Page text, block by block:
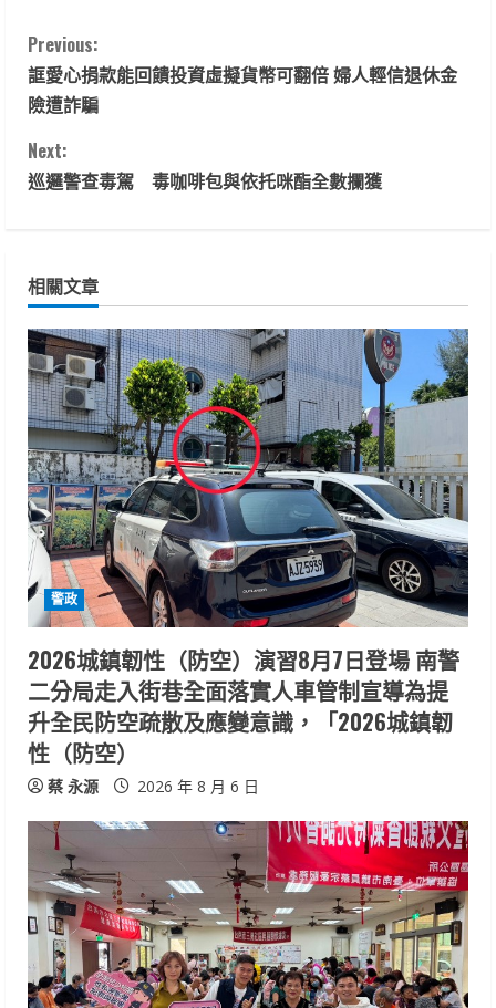
C
o
n
t
n
u
e
R
e
a
d
i
n
g
Previous:
誆愛心捐款能回饋投資虛擬貨幣可翻倍 婦人輕信退休金
險遭詐騙
Next:
巡邏警查毒駕 毒咖啡包與依托咪酯全數攔獲
相關文章
警政
2026城鎮韌性（防空）演習8月7日登場 南警
二分局走入街巷全面落實人車管制宣導為提
升全民防空疏散及應變意識，「2026城鎮韌
性（防空）
蔡 永源 2026 年 8 月 6 日